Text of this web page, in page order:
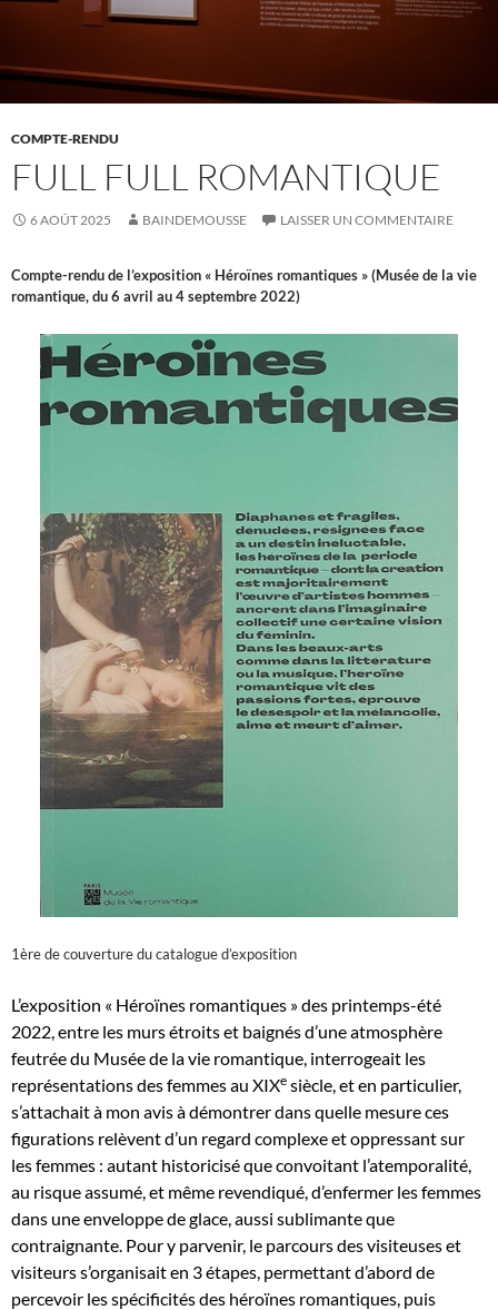
COMPTE-RENDU
FULL FULL ROMANTIQUE
6 AOÛT 2025 BAINDEMOUSSE LAISSER UN COMMENTAIRE
Compte-rendu de l’exposition « Héroïnes romantiques » (Musée de la vie
romantique, du 6 avril au 4 septembre2022)
1ère de couverture du catalogue d’exposition
L’exposition « Héroïnes romantiques » des printemps-été
2022, entre les murs étroits et baignés d’une atmosphère
feutrée du Musée de la vie romantique, interrogeait les
représentations des femmes au XIXe siècle, et en particulier,
s’attachait à mon avis à démontrer dans quelle mesure ces
figurations relèvent d’un regard complexe et oppressant sur
les femmes : autant historicisé que convoitant l’atemporalité,
au risque assumé, et même revendiqué, d’enfermer les femmes
dans une enveloppe de glace, aussi sublimante que
contraignante. Pour y parvenir, le parcours des visiteuses et
visiteurs s’organisait en 3 étapes, permettant d’abord de
percevoir les spécificités des héroïnes romantiques, puis